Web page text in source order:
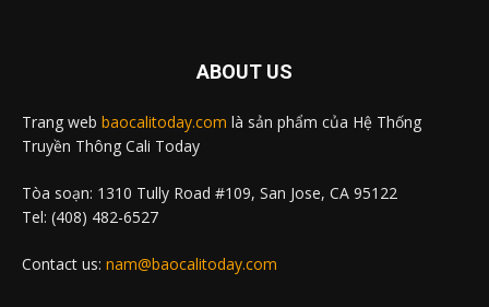
ABOUT US
Trang web baocalitoday.com là sản phẩm của Hệ Thống
Truyền Thông Cali Today
Tòa soạn: 1310 Tully Road #109, San Jose, CA 95122
Tel: (408) 482-6527
Contact us: nam@baocalitoday.com